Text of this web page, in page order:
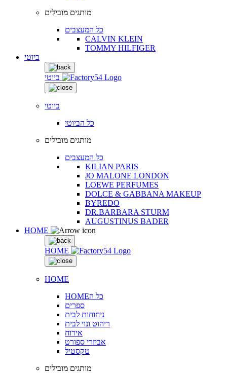
מותגים מובילים
כל המעצבים
CALVIN KLEIN
TOMMY HILFIGER
ביוטי
ביוטי
ביוטי
כל הביוטי
מותגים מובילים
כל המעצבים
KILIAN PARIS
JO MALONE LONDON
LOEWE PERFUMES
DOLCE & GABBANA MAKEUP
BYREDO
DR.BARBARA STURM
AUGUSTINUS BADER
HOME
HOME
HOME
HOMEכל ה
ספרים
ניחוחות לבית
ריהוט ונוי לבית
אירוח
אביזרי ספורט
טקסטיל
מותגים מובילים